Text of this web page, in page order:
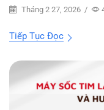
Tháng 2 27, 2026 /
Tiếp Tục Đọc